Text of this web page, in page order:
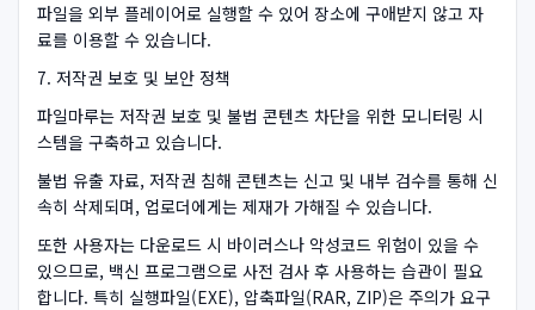
파일을 외부 플레이어로 실행할 수 있어 장소에 구애받지 않고 자
료를 이용할 수 있습니다.
7. 저작권 보호 및 보안 정책
파일마루는 저작권 보호 및 불법 콘텐츠 차단을 위한 모니터링 시
스템을 구축하고 있습니다.
불법 유출 자료, 저작권 침해 콘텐츠는 신고 및 내부 검수를 통해 신
속히 삭제되며, 업로더에게는 제재가 가해질 수 있습니다.
또한 사용자는 다운로드 시 바이러스나 악성코드 위험이 있을 수
있으므로, 백신 프로그램으로 사전 검사 후 사용하는 습관이 필요
합니다. 특히 실행파일(EXE), 압축파일(RAR, ZIP)은 주의가 요구